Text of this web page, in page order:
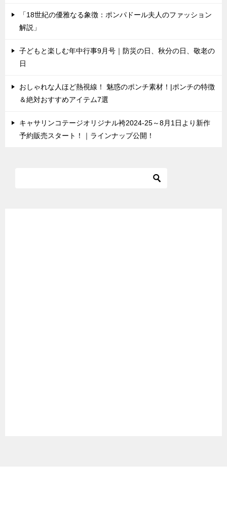
「18世紀の優雅なる象徴：ポンパドール夫人のファッション
解説」
子どもと楽しむ年中行事9月号｜防災の日、秋分の日、敬老の
日
おしゃれな人ほど熱視線！ 魅惑のポンチ素材！|ポンチの特徴
＆絶対おすすめアイテム7選
キャサリンコテージオリジナル袴2024-25～8月1日より新作
予約販売スタート！｜ラインナップ公開！